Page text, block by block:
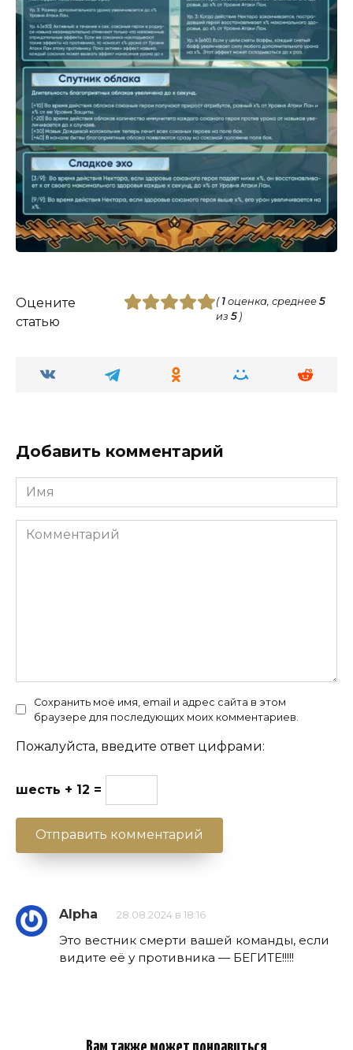
Оцените
статью
( 1оценка, среднее 5
из 5)
Добавить комментарий
Имя
Комментарий
Сохранить моё имя, email и адрес сайта в этом
браузере для последующих моих комментариев.
Пожалуйста, введите ответ цифрами:
шесть + 12 =
Alpha 28.08.2024 в 18:16
Это вестник смерти вашей команды, если
видите её у противника — БЕГИТЕ!!!!!